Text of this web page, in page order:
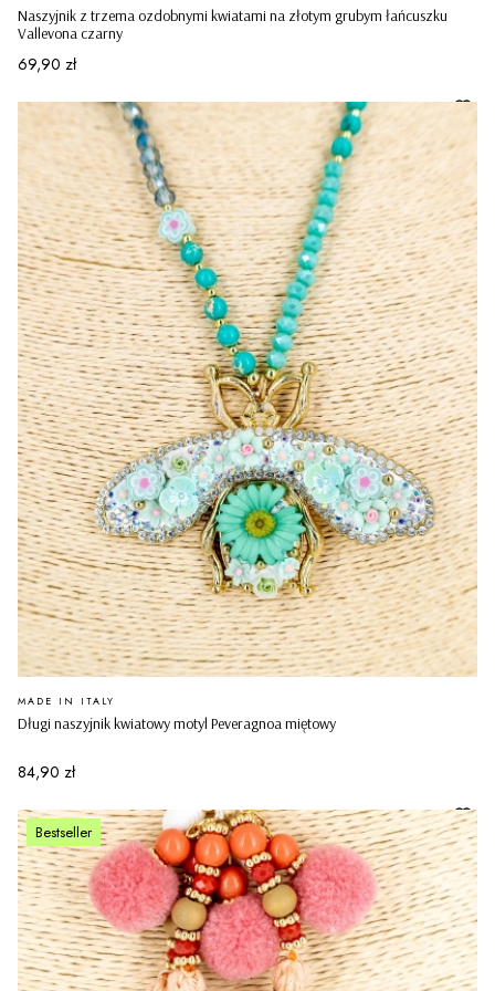
Naszyjnik z trzema ozdobnymi kwiatami na złotym grubym łańcuszku
Vallevona czarny
Cena
69,90 zł
Długi naszyjnik kwiatowy motyl Peveragnoa miętowy
PRODUCENT
MADE IN ITALY
Cena
84,90 zł
Bestseller